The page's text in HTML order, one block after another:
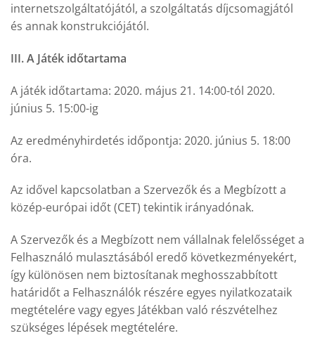
internetszolgáltatójától, a szolgáltatás díjcsomagjától
és annak konstrukciójától.
III. A Játék időtartama
A játék időtartama: 2020. május 21. 14:00-tól 2020.
június 5. 15:00-ig
Az eredményhirdetés időpontja: 2020. június 5. 18:00
óra.
Az idővel kapcsolatban a Szervezők és a Megbízott a
közép-európai időt (CET) tekintik irányadónak.
A Szervezők és a Megbízott nem vállalnak felelősséget a
Felhasználó mulasztásából eredő következményekért,
így különösen nem biztosítanak meghosszabbított
határidőt a Felhasználók részére egyes nyilatkozataik
megtételére vagy egyes Játékban való részvételhez
szükséges lépések megtételére.